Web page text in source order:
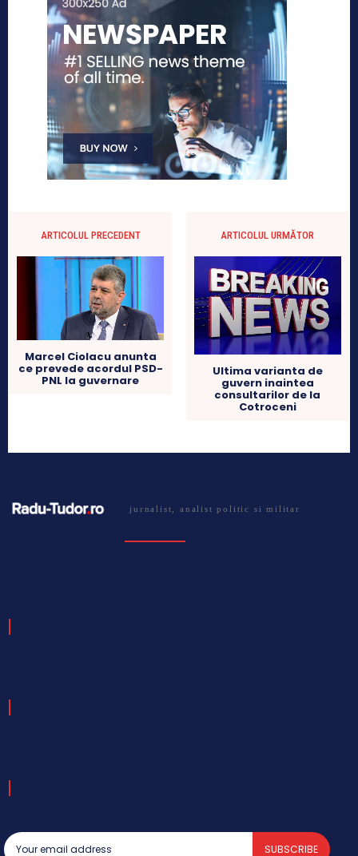
ARTICOLUL PRECEDENT
Marcel Ciolacu anunta
ce prevede acordul PSD-
PNL la guvernare
ARTICOLUL URMĂTOR
Ultima varianta de
guvern inaintea
consultarilor de la
Cotroceni
jurnalist, analist politic si militar
SUBSCRIBE